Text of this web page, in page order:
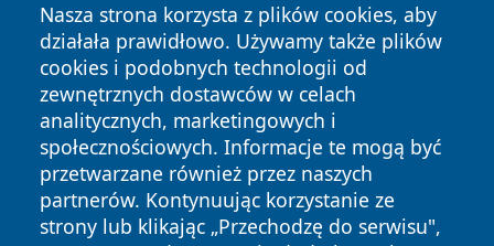
Nasza strona korzysta z plików cookies, aby
działała prawidłowo. Używamy także plików
cookies i podobnych technologii od
zewnętrznych dostawców w celach
analitycznych, marketingowych i
społecznościowych. Informacje te mogą być
przetwarzane również przez naszych
partnerów. Kontynuując korzystanie ze
strony lub klikając „Przechodzę do serwisu",
Copyright © 2026 olkuszonline.pl Wszystkie prawa
zastrzeżone.
News Autorzy
Polityka
Prywatności
Polityka
Cookies